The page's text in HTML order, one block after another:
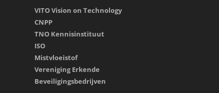
VITO Vision on Technology
CNPP
TNO Kennisinstituut‎
ISO
Mistvloeistof
Vereniging Erkende
Beveiligingsbedrijven